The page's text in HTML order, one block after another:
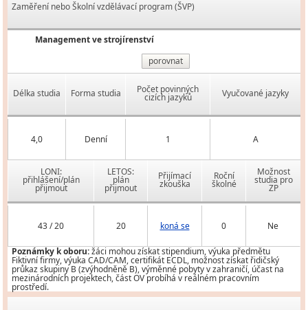
Zaměření nebo Školní vzdělávací program (ŠVP)
Management ve strojírenství
porovnat
Délka studia Forma studia Počet povinných
cizích jazyků Vyučované jazyky
4,0 Denní 1 A
LONI:
přihlášení/plán
přijmout
LETOS:
plán
přijmout
Přijímací
zkouška
Roční
školné
Možnost
studia pro
ZP
43 / 20 20 koná se 0 Ne
Poznámky k oboru:žáci mohou získat stipendium, výuka předmětu
Fiktivní firmy, výuka CAD/CAM, certifikát ECDL, možnost získat řidičský
průkaz skupiny B (zvýhodněně B), výměnné pobyty v zahraničí, účast na
mezinárodních projektech, část OV probíhá v reálném pracovním
prostředí.